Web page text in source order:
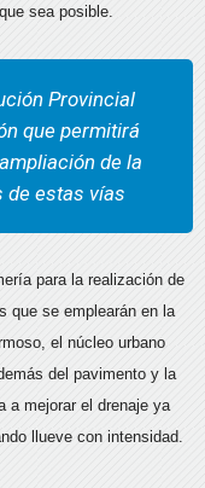
sea posible.
Provincial
que permitirá
de la
de estas vías
para la realización de
que se emplearán en la
el núcleo urbano
del pavimento y la
a mejorar el drenaje ya
llueve con intensidad.